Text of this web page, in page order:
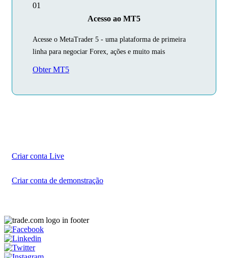
01
Acesso ao MT5
Acesse o MetaTrader 5 - uma plataforma de primeira
linha para negociar Forex, ações e muito mais
Obter MT5
Criar conta Live
Criar conta de demonstração